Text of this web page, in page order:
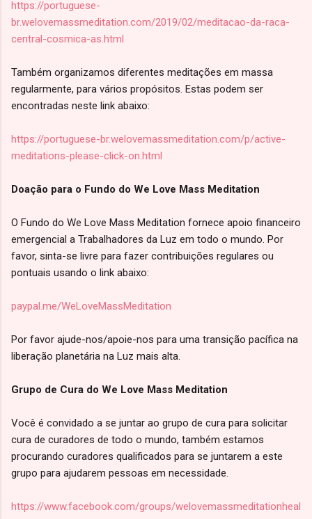
https://portuguese-
br.welovemassmeditation.com/2019/02/meditacao-da-raca-
central-cosmica-as.html
Também organizamos diferentes meditações em massa
regularmente, para vários propósitos. Estas podem ser
encontradas neste link abaixo:
https://portuguese-br.welovemassmeditation.com/p/active-
meditations-please-click-on.html
Doação para o Fundo do We Love Mass Meditation
O Fundo do We Love Mass Meditation fornece apoio financeiro
emergencial a Trabalhadores da Luz em todo o mundo. Por
favor, sinta-se livre para fazer contribuições regulares ou
pontuais usando o link abaixo:
paypal.me/WeLoveMassMeditation
Por favor ajude-nos/apoie-nos para uma transição pacífica na
liberação planetária na Luz mais alta.
Grupo de Cura do We Love Mass Meditation
Você é convidado a se juntar ao grupo de cura para solicitar
cura de curadores de todo o mundo, também estamos
procurando curadores qualificados para se juntarem a este
grupo para ajudarem pessoas em necessidade.
https://www.facebook.com/groups/welovemassmeditationheal